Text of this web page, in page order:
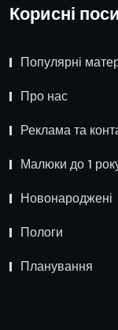
Корисні
Популярні
Про нас
Реклама та
Малюки до 1
Новонароджені
Пологи
Планування